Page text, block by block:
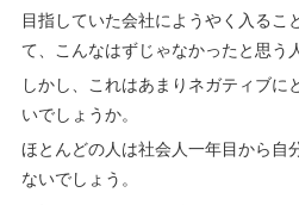
目指していた会社にようやく入るこ
て、こんなはずじゃなかったと思う
しかし、これはあまりネガティブに
いでしょうか。
ほとんどの人は社会人一年目から自
ないでしょう。